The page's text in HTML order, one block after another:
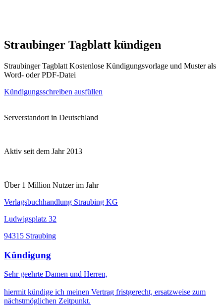
Straubinger Tagblatt kündigen
Straubinger Tagblatt Kostenlose Kündigungsvorlage und Muster als
Word- oder PDF-Datei
Kündigungsschreiben ausfüllen
Serverstandort in Deutschland
Aktiv seit dem Jahr 2013
Über 1 Million Nutzer im Jahr
Verlagsbuchhandlung Straubing KG
Ludwigsplatz 32
94315 Straubing
Kündigung
Sehr geehrte Damen und Herren,
hiermit kündige ich meinen Vertrag fristgerecht, ersatzweise zum
nächstmöglichen Zeitpunkt.